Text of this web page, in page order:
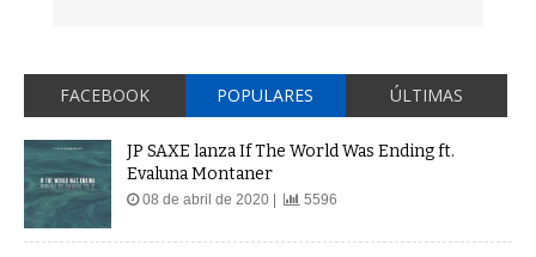
FACEBOOK POPULARES ÚLTIMAS
JP SAXE lanza If The World Was Ending ft.
Evaluna Montaner
08 de abril de 2020 | 5596